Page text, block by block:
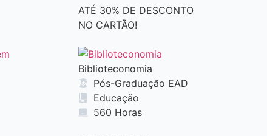
ATÉ 30% DE DESCONTO
NO CARTÃO!
Biblioteconomia
Pós-Graduação EAD
Educação
560 Horas